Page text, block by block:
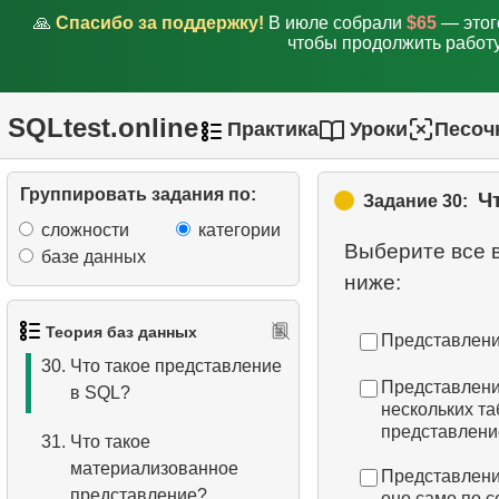
🙏 Спасибо за поддержку! В июле собрали $65 —
чтобы продолжить
SQLtest.online Практика Уроки
Группировать задания по:
сложности
категории
базе данных
Теория баз данных
UNION ALL
27.Как найти общие строки в
SQL?
существуют в SQL?
29.Определить тип
30. Что такое представление
в SQL?
31. Что такое
материализованное
представление?
Задание 30:
Выберите все
нескольких